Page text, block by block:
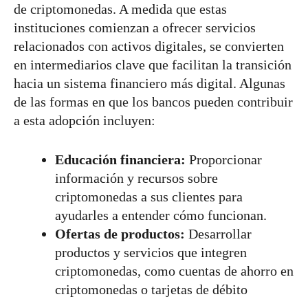
de criptomonedas. A medida que estas
instituciones comienzan a ofrecer servicios
relacionados con activos digitales, se convierten
en intermediarios clave que facilitan la transición
hacia un sistema financiero más digital. Algunas
de las formas en que los bancos pueden contribuir
a esta adopción incluyen:
Educación financiera: Proporcionar
información y recursos sobre
criptomonedas a sus clientes para
ayudarles a entender cómo funcionan.
Ofertas de productos: Desarrollar
productos y servicios que integren
criptomonedas, como cuentas de ahorro en
criptomonedas o tarjetas de débito